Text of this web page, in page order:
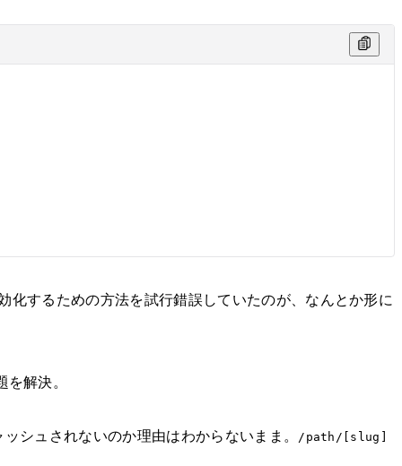
化するための方法を試行錯誤していたのが、なんとか形に
解決。
シュされないのか理由はわからないまま。 /path/[slug]